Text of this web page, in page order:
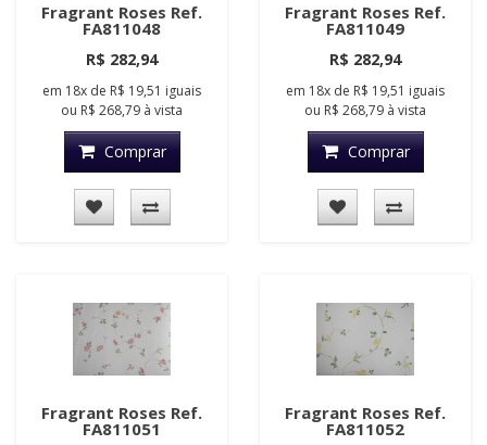
Fragrant Roses Ref.
FA811048
R$ 282,94
em 18x de R$ 19,51 iguais
ou R$ 268,79 à vista
Comprar
Fragrant Roses Ref.
FA811049
R$ 282,94
em 18x de R$ 19,51 iguais
ou R$ 268,79 à vista
Comprar
Fragrant Roses Ref.
FA811051
Fragrant Roses Ref.
FA811052